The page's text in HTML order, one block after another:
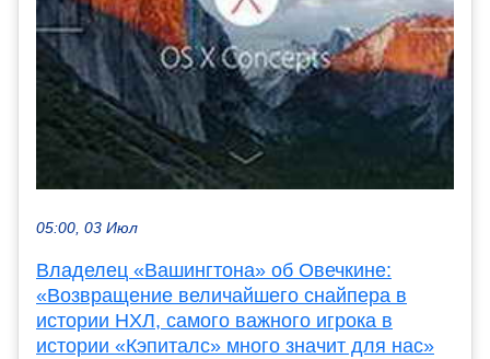
05:00, 03 Июл
Владелец «Вашингтона» об Овечкине:
«Возвращение величайшего снайпера в
истории НХЛ, самого важного игрока в
истории «Кэпиталс» много значит для нас»